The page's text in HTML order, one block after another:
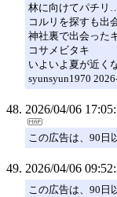
林に向けてパチリ
コルリを探すも出
神社裏で出会った
コサメビタキ
いよいよ夏が近く
syunsyun1970
2026/04/06
この広告は、90日
2026/04/06
この広告は、90日